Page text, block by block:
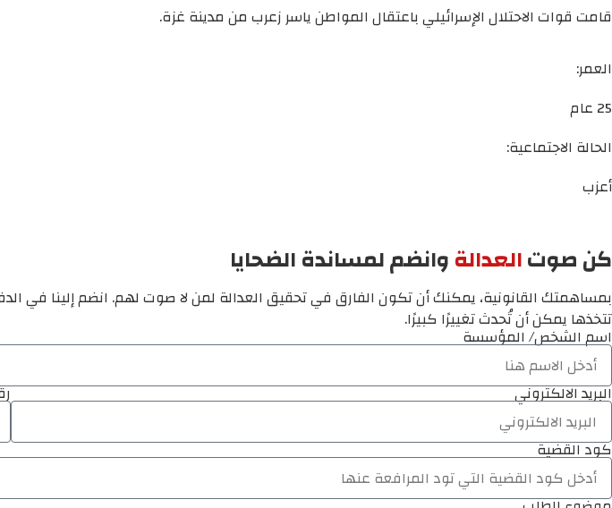
قامت قوات الاحتلال الإسرائيلي باعتقال المواطن ياسر زعرب من مدينة غزة.
العمر:
25 عام
الحالة الاجتماعية:
أعزب
كن صوتالعدالةوانضم لمساندة الضحايا
بمساهمتك القانونية، يمكنك أن تكون الفارق في تحقيق العدالة لمن لا صوت لهم. انضم إلينا في
تتخذها يمكن أن تُحدث تغييرًا كبيرًا.
اسم الشخص/ المؤسسة
البريد الالكتروني
كود القضية